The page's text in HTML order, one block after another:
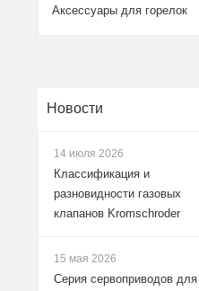
Аксессуары для горелок
Новости
14 июля 2026
Классификация и
разновидности газовых
клапанов Kromschroder
15 мая 2026
Серия сервоприводов для